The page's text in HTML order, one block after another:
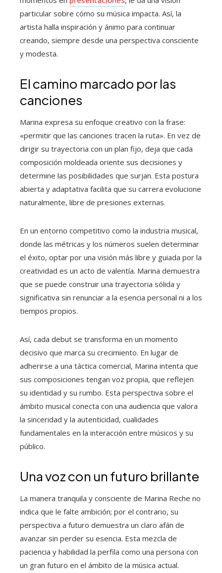
particular sobre cómo su música impacta. Así, la
artista halla inspiración y ánimo para continuar
creando, siempre desde una perspectiva consciente
y modesta.
El camino marcado por las
canciones
Marina expresa su enfoque creativo con la frase:
«permitir que las canciones tracen la ruta». En vez de
dirigir su trayectoria con un plan fijo, deja que cada
composición moldeada oriente sus decisiones y
determine las posibilidades que surjan. Esta postura
abierta y adaptativa facilita que su carrera evolucione
naturalmente, libre de presiones externas.
En un entorno competitivo como la industria musical,
donde las métricas y los números suelen determinar
el éxito, optar por una visión más libre y guiada por la
creatividad es un acto de valentía. Marina demuestra
que se puede construir una trayectoria sólida y
significativa sin renunciar a la esencia personal ni a los
tiempos propios.
Así, cada debut se transforma en un momento
decisivo que marca su crecimiento. En lugar de
adherirse a una táctica comercial, Marina intenta que
sus composiciones tengan voz propia, que reflejen
su identidad y su rumbo. Esta perspectiva sobre el
ámbito musical conecta con una audiencia que valora
la sinceridad y la autenticidad, cualidades
fundamentales en la interacción entre músicos y su
público.
Una voz con un futuro brillante
La manera tranquila y consciente de Marina Reche no
indica que le falte ambición; por el contrario, su
perspectiva a futuro demuestra un claro afán de
avanzar sin perder su esencia. Esta mezcla de
paciencia y habilidad la perfila como una persona con
un gran futuro en el ámbito de la música actual.